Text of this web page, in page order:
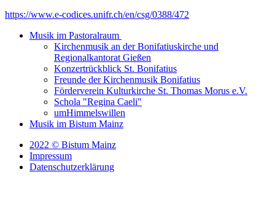
https://www.e-codices.unifr.ch/en/csg/0388/472
Musik im Pastoralraum
Kirchenmusik an der Bonifatiuskirche und
Regionalkantorat Gießen
Konzertrückblick St. Bonifatius
Freunde der Kirchenmusik Bonifatius
Förderverein Kulturkirche St. Thomas Morus e.V.
Schola "Regina Caeli"
umHimmelswillen
Musik im Bistum Mainz
2022 © Bistum Mainz
Impressum
Datenschutzerklärung